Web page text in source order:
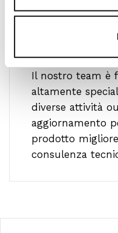
Ti guidiamo
Il nostro team è
altamente
diverse attività
aggiornamento
prodotto
consulenza